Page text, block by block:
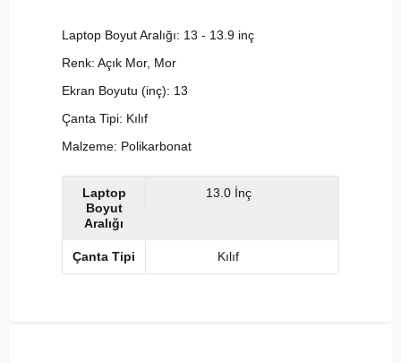
Laptop Boyut Aralığı: 13 - 13.9 inç
Renk: Açık Mor, Mor
Ekran Boyutu (inç): 13
Çanta Tipi: Kılıf
Malzeme: Polikarbonat
Laptop
Boyut
Aralığı
13.0 İnç
Çanta Tipi Kılıf